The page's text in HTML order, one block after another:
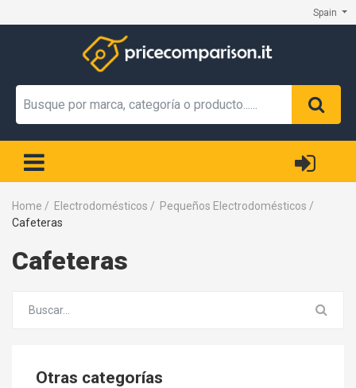
Spain
Home / Electrodomésticos / Pequeños Electrodomésticos /
Cafeteras
Cafeteras
Otras categorías